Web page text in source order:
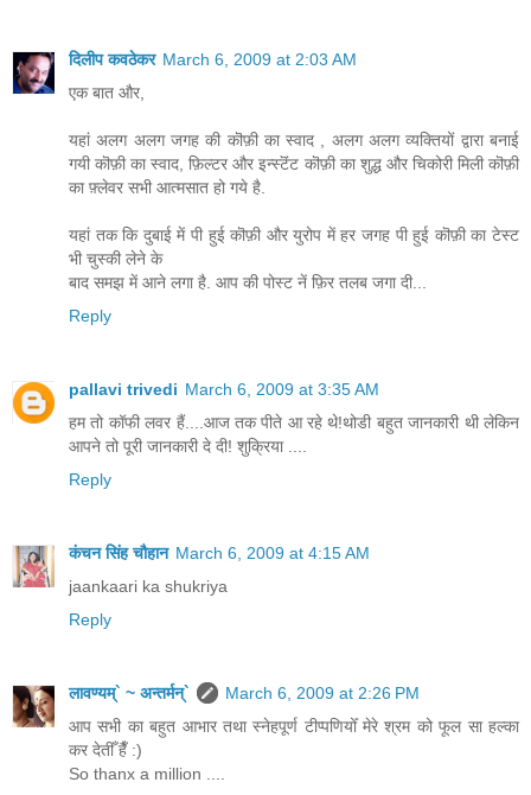
दिलीप कवठेकर March 6, 2009 at 2:03 AM
एक बात और,
यहां अलग अलग जगह की कॊफ़ी का स्वाद , अलग अलग व्यक्तियों द्वारा बनाई
गयी कॊफ़ी का स्वाद, फ़िल्टर और इन्स्टॆंट कॊफ़ी का शुद्ध और चिकोरी मिली कॊफ़ी
का फ़्लेवर सभी आत्मसात हो गये है.
यहां तक कि दुबाई में पी हुई कॊफ़ी और युरोप में हर जगह पी हुई कॊफ़ी का टेस्ट
भी चुस्की लेने के
बाद समझ में आने लगा है. आप की पोस्ट नें फ़िर तलब जगा दी...
Reply
pallavi trivedi March 6, 2009 at 3:35 AM
हम तो कॉफी लवर हैं....आज तक पीते आ रहे थे!थोडी बहुत जानकारी थी लेकिन
आपने तो पूरी जानकारी दे दी! शुक्रिया ....
Reply
कंचन सिंह चौहान March 6, 2009 at 4:15 AM
jaankaari ka shukriya
Reply
लावण्यम्` ~ अन्तर्मन्`
March 6, 2009 at 2:26 PM
आप सभी का बहुत आभार तथा स्नेहपूर्ण टीप्पणियोँ मेरे श्रम को फूल सा हल्का
कर देतीँ हैँ :)
So thanx a million ....